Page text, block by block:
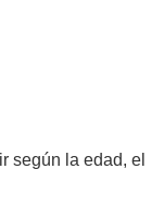
según la edad, el